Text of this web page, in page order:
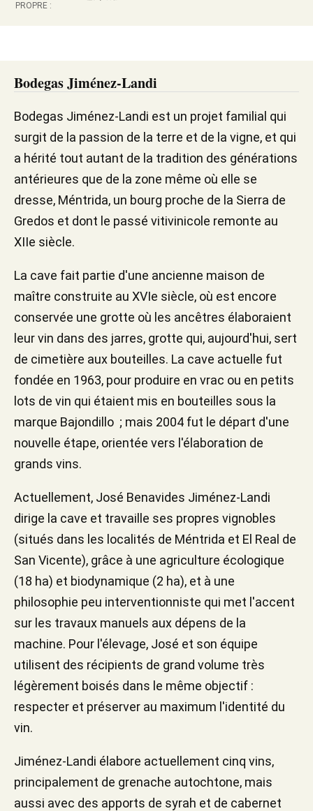
PROPRE :
Bodegas Jiménez-Landi
Bodegas Jiménez-Landi est un projet familial qui
surgit de la passion de la terre et de la vigne, et qui
a hérité tout autant de la tradition des générations
antérieures que de la zone même où elle se
dresse, Méntrida, un bourg proche de la Sierra de
Gredos et dont le passé vitivinicole remonte au
XIIe siècle.
La cave fait partie d'une ancienne maison de
maître construite au XVIe siècle, où est encore
conservée une grotte où les ancêtres élaboraient
leur vin dans des jarres, grotte qui, aujourd'hui, sert
de cimetière aux bouteilles. La cave actuelle fut
fondée en 1963, pour produire en vrac ou en petits
lots de vin qui étaient mis en bouteilles sous la
marque Bajondillo ; mais 2004 fut le départ d'une
nouvelle étape, orientée vers l'élaboration de
grands vins.
Actuellement, José Benavides Jiménez-Landi
dirige la cave et travaille ses propres vignobles
(situés dans les localités de Méntrida et El Real de
San Vicente), grâce à une agriculture écologique
(18 ha) et biodynamique (2 ha), et à une
philosophie peu interventionniste qui met l'accent
sur les travaux manuels aux dépens de la
machine. Pour l'élevage, José et son équipe
utilisent des récipients de grand volume très
légèrement boisés dans le même objectif :
respecter et préserver au maximum l'identité du
vin.
Jiménez-Landi élabore actuellement cinq vins,
principalement de grenache autochtone, mais
aussi avec des apports de syrah et de cabernet